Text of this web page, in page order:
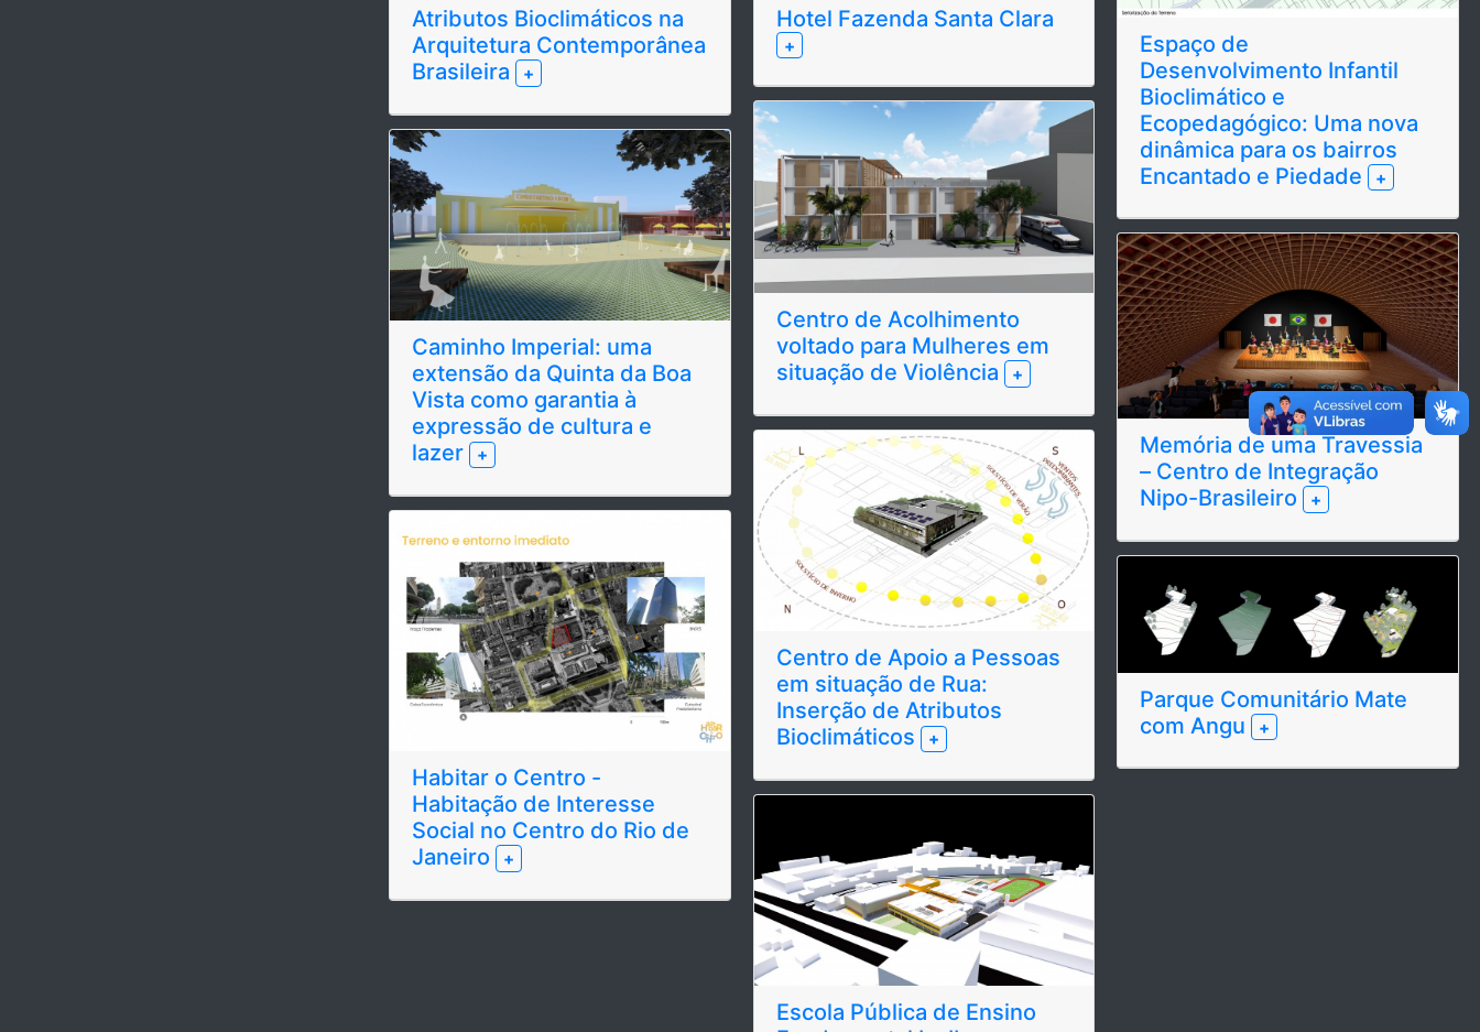
Atributos Bioclimáticos na
Arquitetura Contemporânea
Brasileira
+
Caminho Imperial: uma
extensão da Quinta da Boa
Vista como garantia à
expressão de cultura e
lazer
+
Habitar o Centro -
Habitação de Interesse
Social no Centro do Rio de
Janeiro
+
Hotel Fazenda Santa Clara
+
Centro de Acolhimento
voltado para Mulheres em
situação de Violência
+
Centro de Apoio a Pessoas
em situação de Rua:
Inserção de Atributos
Bioclimáticos
+
Escola Pública de Ensino
Espaço de
Desenvolvimento Infantil
Bioclimático e
Ecopedagógico: Uma nova
dinâmica para os bairros
Encantado e Piedade +
Memória de uma Travessia
– Centro de Integração
Nipo-Brasileiro +
Parque Comunitário Mate
com Angu +